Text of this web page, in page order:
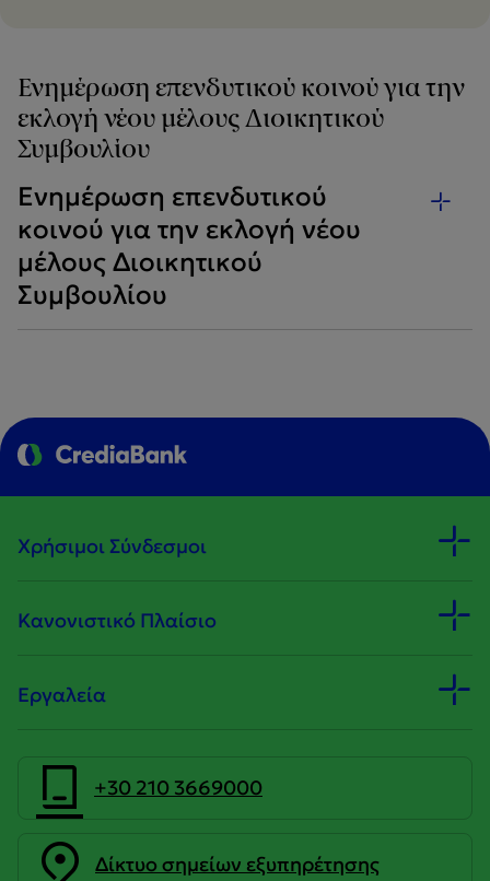
Ενημέρωση επενδυτικού κοινού για την
εκλογή νέου μέλους Διοικητικού
Συμβουλίου
Ενημέρωση επενδυτικού
κοινού για την εκλογή νέου
μέλους Διοικητικού
Συμβουλίου
Χρήσιμοι Σύνδεσμοι
Κανονιστικό Πλαίσιο
Εργαλεία
+30 210 3669000
Δίκτυο σημείων εξυπηρέτησης